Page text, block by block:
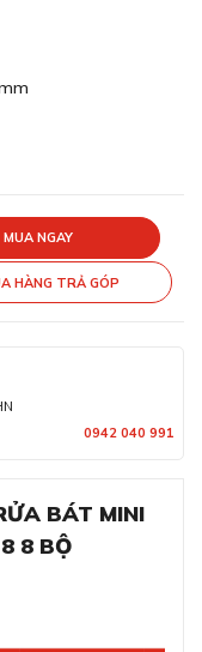
MUA NGAY
HÀNG TRẢ GÓP
0942 040 991
BÁT MINI
8 BỘ